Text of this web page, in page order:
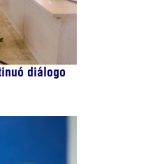
diálogo